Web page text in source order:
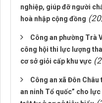
nghiệp, giúp đỡ người
hoà nhập cộng đồng
Công an phường Trà
công hội thi lực lượng
cơ sở giỏi cấp khu vực
Công an xã Đôn
an ninh Tổ quốc” cho